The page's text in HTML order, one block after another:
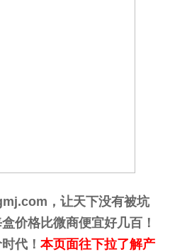
，让天下没有被坑
价格比微商便宜好几百！
代！本页面往下拉了解产